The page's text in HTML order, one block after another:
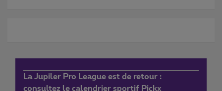
La Jupiler Pro League est de retour :
consultez le calendrier sportif Pickx